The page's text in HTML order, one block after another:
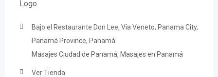
Bajo el Restaurante Don Lee, Vía Veneto, Panama City,
Panamá Province, Panamá
Masajes Ciudad de Panamá, Masajes en Panamá
Ver Tienda